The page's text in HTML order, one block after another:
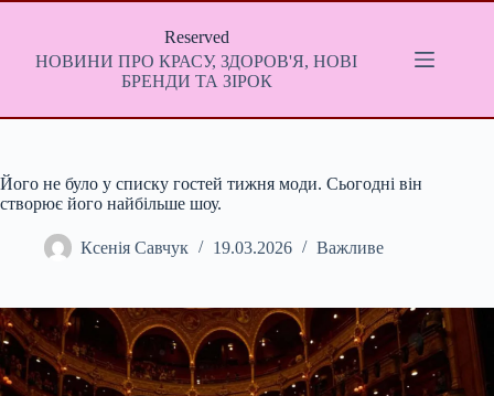
Перейти
Reserved
НОВИНИ ПРО КРАСУ, ЗДОРОВ'Я, НОВІ
БРЕНДИ ТА ЗІРОК
Його не було у списку гостей тижня моди. Сьогодні він
створює його найбільше шоу.
Ксенія Савчук 19.03.2026 Важливе